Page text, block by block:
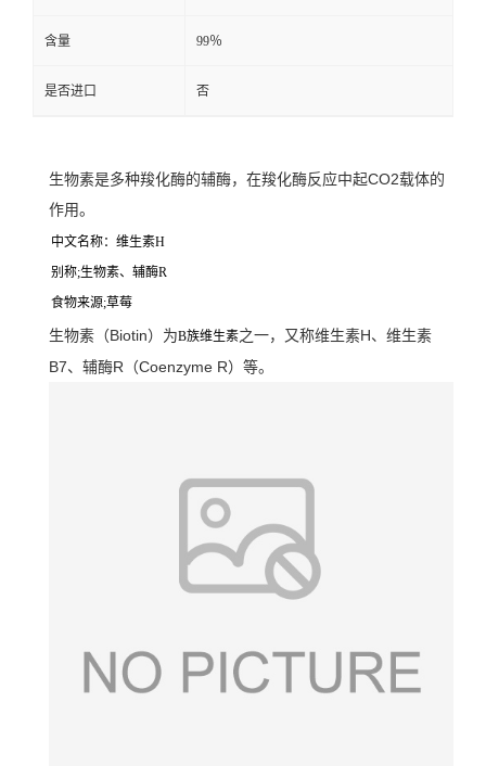
含量 99％
是否进口 否
生物素是多种羧化酶的辅酶，在羧化酶反应中起CO2载体的
作用。
中文名称：维生素H
别称;生物素、辅酶R
食物来源;草莓
生物素（Biotin）为B族维生素之一，又称维生素H、维生素
B7、辅酶R（Coenzyme R）等。